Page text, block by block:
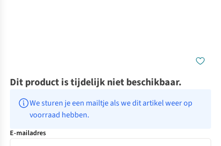
Dit product is tijdelijk niet beschikbaar.
We sturen je een mailtje als we dit artikel weer op
voorraad hebben.
E-mailadres